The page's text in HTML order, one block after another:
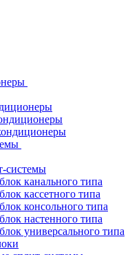
системы
канального типа
кассетного типа
консольного типа
настенного типа
универсального типа